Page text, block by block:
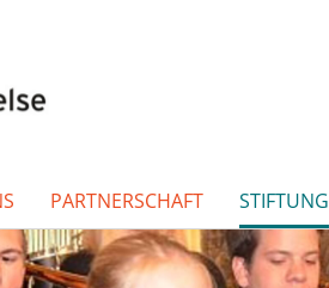
PARTNERSCHAFT STIFTUNG